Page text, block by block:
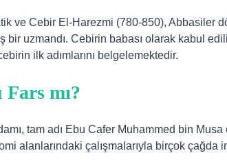
ve Cebir El-Harezmi (780-850), Abbasiler
bir uzmandı. Cebirin babası olarak kabul
ilk adımlarını belgelemektedir.
mı?
tam adı Ebu Cafer Muhammed bin
alanlarındaki çalışmalarıyla birçok çağda